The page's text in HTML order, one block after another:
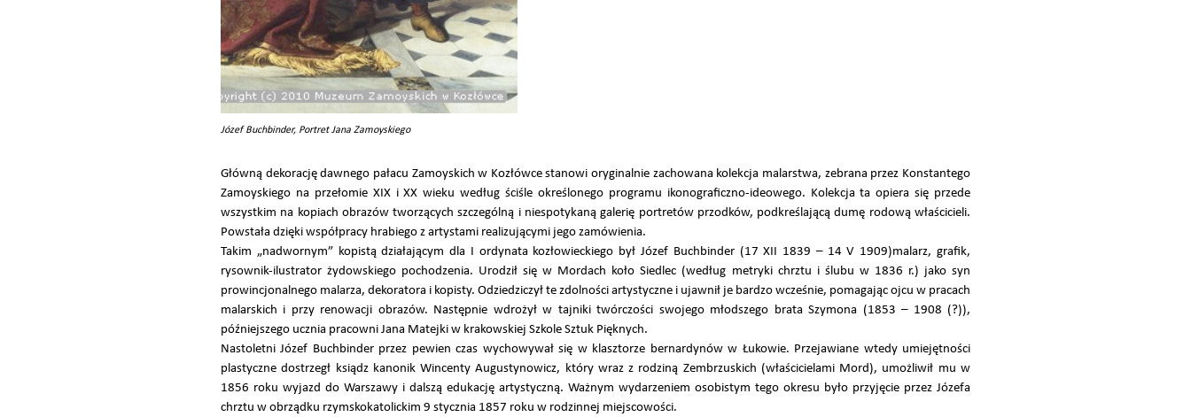
Józef Buchbinder, Portret Jana Zamoyskiego
Główną dekorację dawnego pałacu Zamoyskich w Kozłówce stanowi oryginalnie zachowana kolekcja malarstwa, zebrana przez Konstantego
Zamoyskiego na przełomie XIX i XX wieku według ściśle określonego programu ikonograficzno-ideowego. Kolekcja ta opiera się przede
wszystkim na kopiach obrazów tworzących szczególną i niespotykaną galerię portretów przodków, podkreślającą dumę rodową właścicieli.
Powstała dzięki współpracy hrabiego z artystami realizującymi jego zamówienia.
Takim „nadwornym” kopistą działającym dla I ordynata kozłowieckiego był Józef Buchbinder (17 XII 1839 – 14 V 1909)malarz, grafik,
rysownik-ilustrator żydowskiego pochodzenia. Urodził się w Mordach koło Siedlec (według metryki chrztu i ślubu w 1836 r.) jako syn
prowincjonalnego malarza, dekoratora i kopisty. Odziedziczył te zdolności artystyczne i ujawnił je bardzo wcześnie, pomagając ojcu w pracach
malarskich i przy renowacji obrazów. Następnie wdrożył w tajniki twórczości swojego młodszego brata Szymona (1853 – 1908 (?)),
późniejszego ucznia pracowni Jana Matejki w krakowskiej Szkole Sztuk Pięknych.
Nastoletni Józef Buchbinder przez pewien czas wychowywał się w klasztorze bernardynów w Łukowie. Przejawiane wtedy umiejętności
plastyczne dostrzegł ksiądz kanonik Wincenty Augustynowicz, który wraz z rodziną Zembrzuskich (właścicielami Mord), umożliwił mu w
1856 roku wyjazd do Warszawy i dalszą edukację artystyczną. Ważnym wydarzeniem osobistym tego okresu było przyjęcie przez Józefa
chrztu w obrządku rzymskokatolickim 9 stycznia 1857 roku w rodzinnej miejscowości.